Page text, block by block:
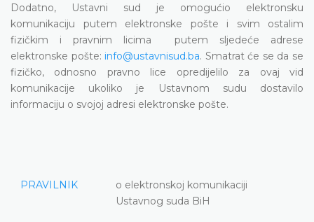
Dodatno, Ustavni sud je omogućio elektronsku
komunikaciju putem elektronske pošte i svim ostalim
fizičkim i pravnim licima putem sljedeće adrese
elektronske pošte: info@ustavnisud.ba. Smatrat će se da se
fizičko, odnosno pravno lice opredijelilo za ovaj vid
komunikacije ukoliko je Ustavnom sudu dostavilo
informaciju o svojoj adresi elektronske pošte.
PRAVILNIK
o elektronskoj komunikaciji
Ustavnog suda BiH